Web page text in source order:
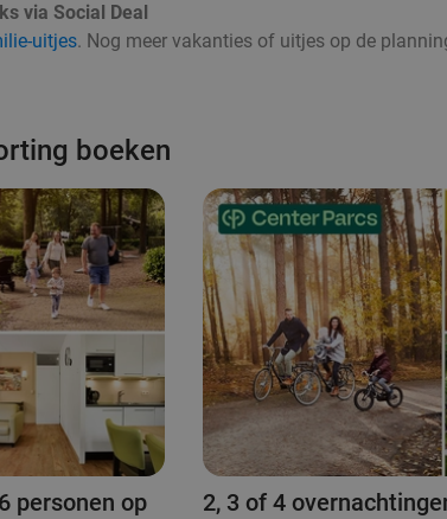
via Social Deal
uitjes. Nog meer vakanties of uitjes op de
boeken
personen op
2, 3 of 4